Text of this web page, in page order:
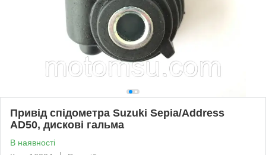
Привід спідометра Suzuki Sepia/Address
AD50, дискові гальма
В наявності